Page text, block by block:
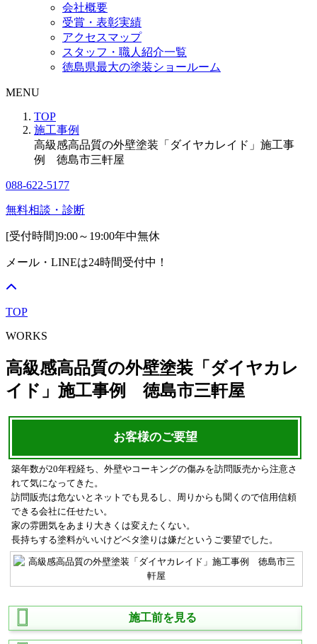
会社概要
受賞・表彰実績
アクセスマップ
スタッフ・職人紹介一覧
徳島県最大の塗装ショールーム
MENU
TOP
施工事例
高級感高品質の外壁塗装「ダイヤカレイド」施工事
例 徳島市三軒屋
088-622-5177
無料相談・診断
[受付時間]9:00～19:00年中無休
メール・LINEは24時間受付中！
TOP
WORKS
高級感高品質の外壁塗装「ダイヤカレ
イド」施工事例 徳島市三軒屋
お客様のご要望
築年数が20年程経ち、外壁やコーキングの傷みを訪問販売から注意さ
れて気になってきた。
訪問販売は危ないとネットでも見るし、周りからも聞くので信用信頼
できる会社に任せたい。
家の雰囲気をあまり大きくは変えたくない。
長持ちする塗料がいいけどベタ塗りは嫌だというご要望でした。
施工前を見る